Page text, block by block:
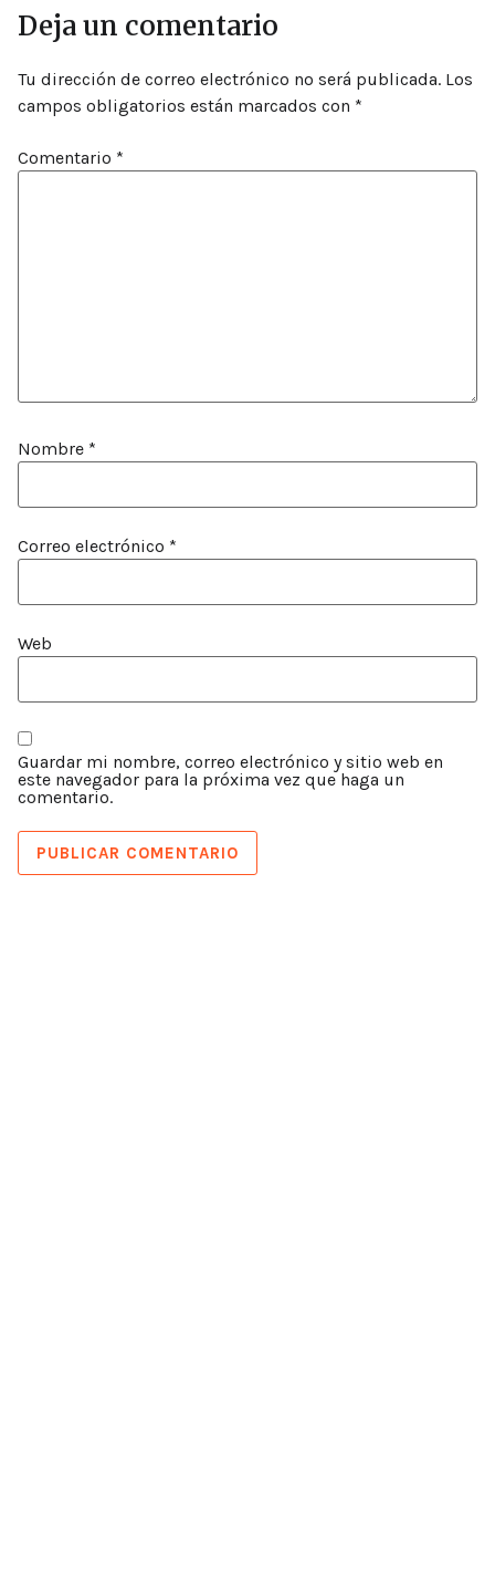
Deja un comentario
Tu dirección de correo electrónico no será publicada. Los
campos obligatorios están marcados con *
Comentario *
Nombre *
Correo electrónico *
Web
Guardar mi nombre, correo electrónico y sitio web en
este navegador para la próxima vez que haga un
comentario.